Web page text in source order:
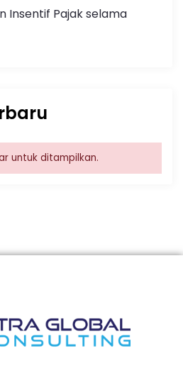
Insentif Pajak selama
untuk ditampilkan.